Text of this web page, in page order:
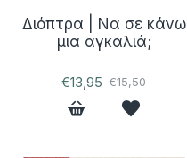
Διόπτρα | Να σε κάνω
μια αγκαλιά;
€13,95 €15,50